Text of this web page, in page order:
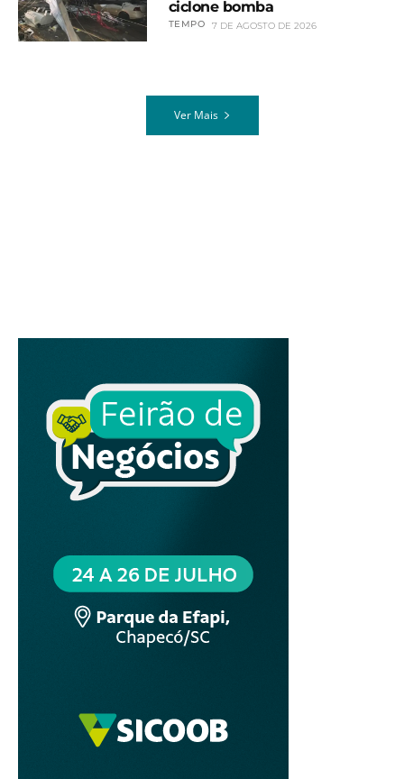
ciclone bomba
TEMPO 7 DE AGOSTO DE 2026
Ver Mais